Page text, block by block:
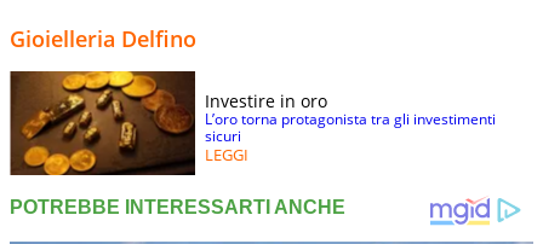
Gioielleria Delfino
Investire in oro
L’oro torna protagonista tra gli investimenti
sicuri
LEGGI